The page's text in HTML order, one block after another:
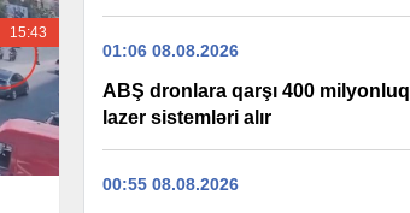
15:43
01:06 08.08.2026
ABŞ dronlara qarşı 400 milyonluq
lazer sistemləri alır
00:55 08.08.2026